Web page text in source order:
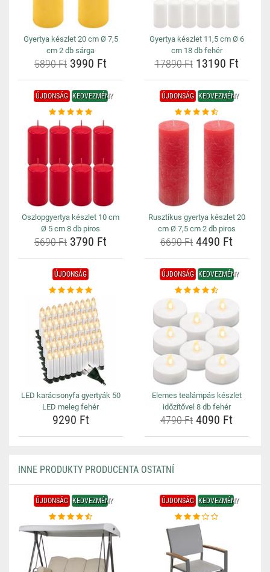
Gyertya készlet 20 cm Ø 7,5
cm 2 db sárga
5890 Ft 3990 Ft
Gyertya készlet 11,5 cm Ø 6
cm 18 db fehér
17890 Ft13190 Ft
ÚJDONSÁG KEDVEZMÉNY
Oszlopgyertya készlet 10 cm
Ø 5 cm 8 db piros
5690 Ft 3790 Ft
ÚJDONSÁG KEDVEZMÉNY
Rusztikus gyertya készlet 20
cm Ø 7,5 cm 2 db piros
6690 Ft 4490 Ft
ÚJDONSÁG
LED karácsonyfa gyertyák 50
LED meleg fehér
9290 Ft
ÚJDONSÁG KEDVEZMÉNY
Elemes tealámpás készlet
időzítővel 8 db fehér
4790 Ft 4090 Ft
INNE PRODUKTY PRODUCENTA OSTATNÍ
ÚJDONSÁG KEDVEZMÉNY ÚJDONSÁG KEDVEZMÉNY